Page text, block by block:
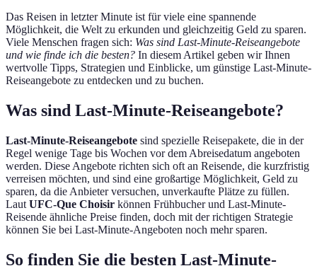
Das Reisen in letzter Minute ist für viele eine spannende
Möglichkeit, die Welt zu erkunden und gleichzeitig Geld zu sparen.
Viele Menschen fragen sich: Was sind Last-Minute-Reiseangebote
und wie finde ich die besten? In diesem Artikel geben wir Ihnen
wertvolle Tipps, Strategien und Einblicke, um günstige Last-Minute-
Reiseangebote zu entdecken und zu buchen.
Was sind Last-Minute-Reiseangebote?
Last-Minute-Reiseangebote sind spezielle Reisepakete, die in der
Regel wenige Tage bis Wochen vor dem Abreisedatum angeboten
werden. Diese Angebote richten sich oft an Reisende, die kurzfristig
verreisen möchten, und sind eine großartige Möglichkeit, Geld zu
sparen, da die Anbieter versuchen, unverkaufte Plätze zu füllen.
Laut UFC-Que Choisir können Frühbucher und Last-Minute-
Reisende ähnliche Preise finden, doch mit der richtigen Strategie
können Sie bei Last-Minute-Angeboten noch mehr sparen.
So finden Sie die besten Last-Minute-